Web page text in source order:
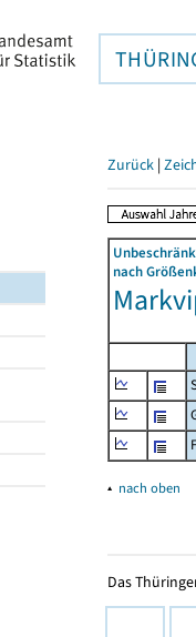
Zurück |
nach
▴ nach oben
Das